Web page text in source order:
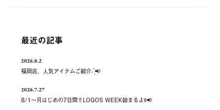
最近の記事
2026.8.2
福岡店、人気アイテムご紹介- ̗̀📢
2026.7.27
8/1～月はじめの7日間‼️LOGOS WEEK始まるよꉂ📢